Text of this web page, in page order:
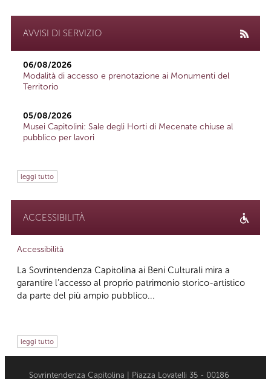
AVVISI DI SERVIZIO
06/08/2026
Modalità di accesso e prenotazione ai Monumenti del
Territorio
05/08/2026
Musei Capitolini: Sale degli Horti di Mecenate chiuse al
pubblico per lavori
leggi tutto
ACCESSIBILITÀ
Accessibilità
La Sovrintendenza Capitolina ai Beni Culturali mira a
garantire l’accesso al proprio patrimonio storico-artistico
da parte del più ampio pubblico...
leggi tutto
Sovrintendenza Capitolina | Piazza Lovatelli 35 - 00186